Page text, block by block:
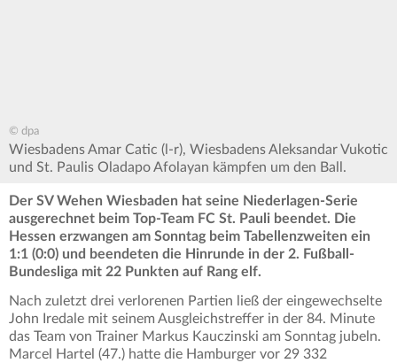
© dpa
Wiesbadens Amar Catic (l-r), Wiesbadens Aleksandar Vukotic
und St. Paulis Oladapo Afolayan kämpfen um den Ball.
Der SV Wehen Wiesbaden hat seine Niederlagen-Serie
ausgerechnet beim Top-Team FC St. Pauli beendet. Die
Hessen erzwangen am Sonntag beim Tabellenzweiten ein
1:1 (0:0) und beendeten die Hinrunde in der 2. Fußball-
Bundesliga mit 22 Punkten auf Rang elf.
Nach zuletzt drei verlorenen Partien ließ der eingewechselte
John Iredale mit seinem Ausgleichstreffer in der 84. Minute
das Team von Trainer Markus Kauczinski am Sonntag jubeln.
Marcel Hartel (47.) hatte die Hamburger vor 29 332